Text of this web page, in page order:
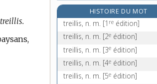
treizième, adj. numér. ordinal
treizièmement, adv.
trekking, n. m.
HISTOIRE DU MOT
treillis, n. m. [1 re édition]
treillis, n. m. [2e édition]
treillis, n. m. [3e édition]
treillis, n. m. [4e édition]
treillis, n. m. [5e édition]